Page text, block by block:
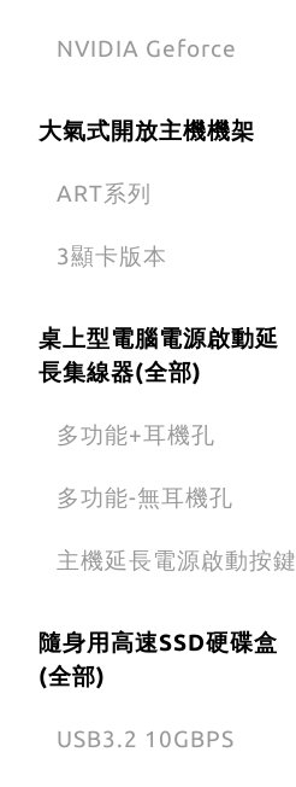
NVIDIA Geforce
大氣式開放主機機架
ART系列
3顯卡版本
桌上型電腦電源啟動延
長集線器(全部)
多功能+耳機孔
多功能-無耳機孔
主機延長電源啟動按鍵
隨身用高速SSD硬碟盒
(全部)
USB3.2 10GBPS